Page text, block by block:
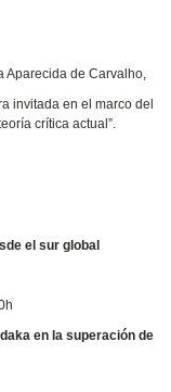
Aparecida de Carvalho,
invitada en el marco del
crítica actual”.
el sur global
en la superación de